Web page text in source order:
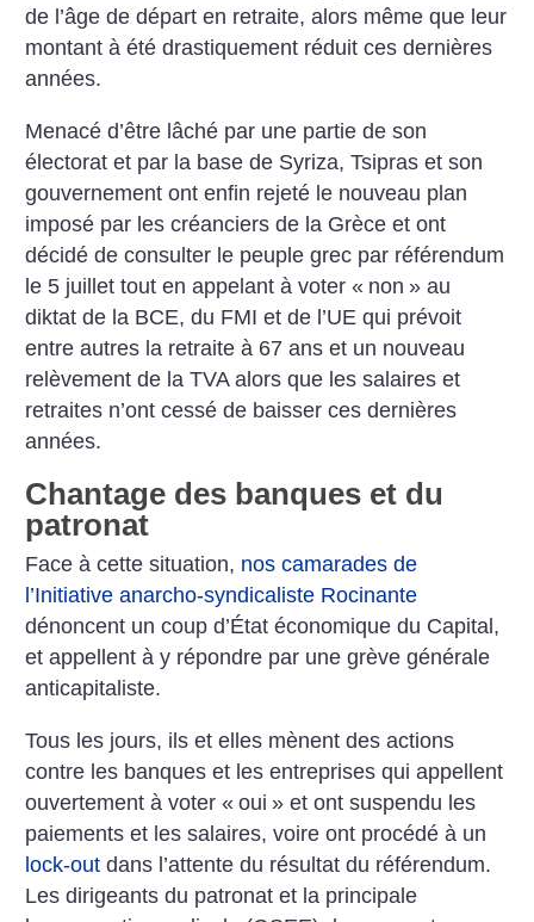
de l’âge de départ en retraite, alors même que leur
montant à été drastiquement réduit ces dernières
années.
Menacé d’être lâché par une partie de son
électorat et par la base de Syriza, Tsipras et son
gouvernement ont enfin rejeté le nouveau plan
imposé par les créanciers de la Grèce et ont
décidé de consulter le peuple grec par référendum
le 5 juillet tout en appelant à voter « non » au
diktat de la BCE, du FMI et de l’UE qui prévoit
entre autres la retraite à 67 ans et un nouveau
relèvement de la TVA alors que les salaires et
retraites n’ont cessé de baisser ces dernières
années.
Chantage des banques et du
patronat
Face à cette situation, nos camarades de
l’Initiative anarcho-syndicaliste Rocinante
dénoncent un coup d’État économique du Capital,
et appellent à y répondre par une grève générale
anticapitaliste.
Tous les jours, ils et elles mènent des actions
contre les banques et les entreprises qui appellent
ouvertement à voter « oui » et ont suspendu les
paiements et les salaires, voire ont procédé à un
lock-out dans l’attente du résultat du référendum.
Les dirigeants du patronat et la principale